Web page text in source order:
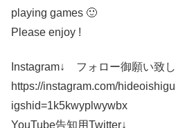
playing games 🙂
Please enjoy !
Instagram↓ フォロー御願い致し
https://instagram.com/
igshid=1k5kwyplwywbx
YouTube告知用Twitter↓